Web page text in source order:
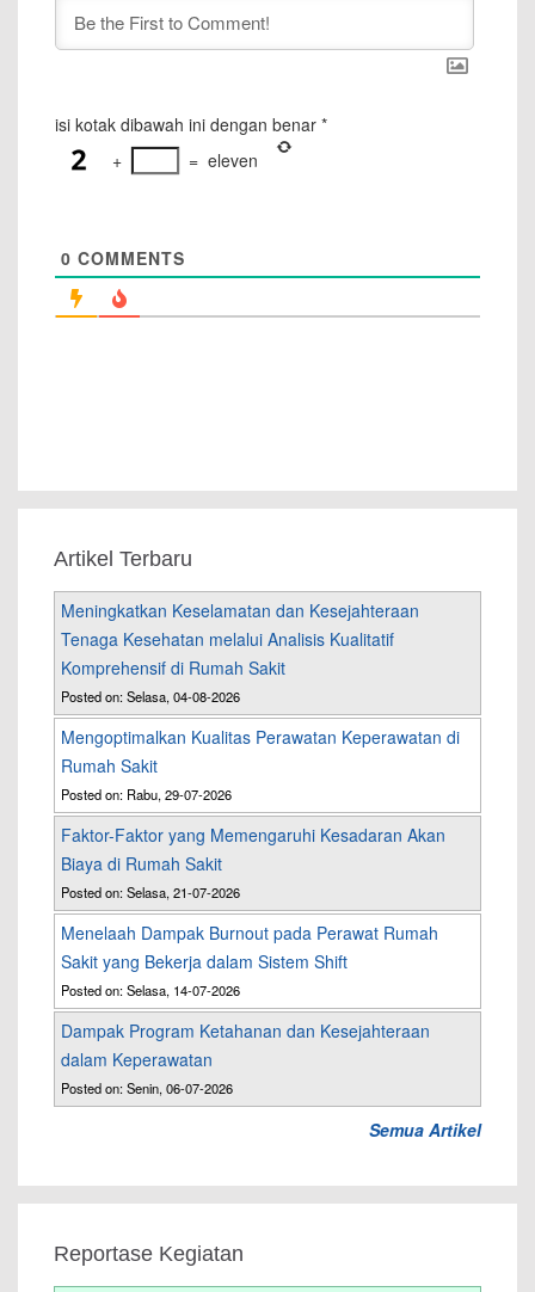
isi kotak dibawah ini dengan benar *
+
= eleven
0 COMMENTS
Artikel Terbaru
Meningkatkan Keselamatan dan Kesejahteraan
Tenaga Kesehatan melalui Analisis Kualitatif
Komprehensif di Rumah Sakit
Posted on: Selasa, 04-08-2026
Mengoptimalkan Kualitas Perawatan Keperawatan di
Rumah Sakit
Posted on: Rabu, 29-07-2026
Faktor-Faktor yang Memengaruhi Kesadaran Akan
Biaya di Rumah Sakit
Posted on: Selasa, 21-07-2026
Menelaah Dampak Burnout pada Perawat Rumah
Sakit yang Bekerja dalam Sistem Shift
Posted on: Selasa, 14-07-2026
Dampak Program Ketahanan dan Kesejahteraan
dalam Keperawatan
Posted on: Senin, 06-07-2026
Semua Artikel
Reportase Kegiatan